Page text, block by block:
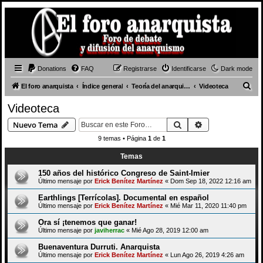
Dark mode
Donations FAQ Identificarse
Registrarse
El foro anarquista Índice general Teoría del anarquismo Videoteca
Videoteca
Nuevo Tema Buscar
9 temas • Página 1de 1
Temas
150 años del histórico Congreso de Saint-Imier
Último mensaje por Erick Benítez Martínez « Dom Sep 18, 2022 12:16 am
Earthlings [Terrícolas]. Documental en español
Último mensaje por Erick Benítez Martínez « Mié Mar 11, 2020 11:40 pm
Ora sí ¡tenemos que ganar!
Último mensaje por javiherrac « Mié Ago 28, 2019 12:00 am
Buenaventura Durruti. Anarquista
Último mensaje por Erick Benítez Martínez « Lun Ago 26, 2019 4:26 am